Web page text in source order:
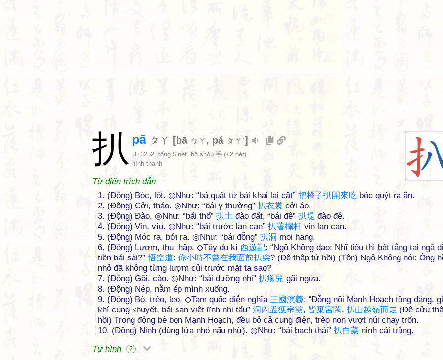
扒 pā ㄆㄚ [bā ㄅㄚ , pá ㄆㄚˊ]
U+6252, tổng 5 nét, bộ shǒu 手 (+2 nét)
hình thanh
Từ điển trích dẫn
1. (Động) Bóc, lột. ◎Như: “bả quất tử bái khai lai cật” 把橘子扒開來吃 bóc quýt ra ăn.
2. (Động) Cởi, tháo. ◎Như: “bái y thường” 扒衣裳 cởi áo.
3. (Động) Đào. ◎Như: “bái thổ” 扒土 đào đất, “bái đê” 扒堤 đào đê.
4. (Động) Vịn, víu. ◎Như: “bái trước lan can” 扒著欄杆 vịn lan can.
5. (Động) Móc ra, bới ra. ◎Như: “bái đỗng” 扒洞 moi hang.
6. (Động) Lượm, thu thập. ◇Tây du kí 西遊記: “Ngộ Không đạo: Nhĩ tiểu thì bất tằng tại ngã
tiền bái sài?”悟空道: 你小時不曾在我面前扒柴? (Đệ thập tứ hồi) (Tôn) Ngộ Không nói: Ông
nhỏ đã không từng lượm củi trước mặt ta sao?
7. (Động) Gãi, cào. ◎Như: “bái dưỡng nhi” 扒癢兒 gãi ngứa.
8. (Động) Nép, nằm ép mình xuống.
9. (Động) Bò, trèo, leo. ◇Tam quốc diễn nghĩa 三國演義: “Đỗng nội Mạnh Hoạch tông đảng,
khí cung khuyết, bái san việt lĩnh nhi tẩu” 洞內孟獲宗黨, 皆棄宮闕, 扒山越嶺而走 (Đệ cửu
hồi) Trong động bè bọn Mạnh Hoạch, đều bỏ cả cung điện, trèo non vượt núi chạy trốn.
10. (Động) Ninh (dùng lửa nhỏ nấu nhừ). ◎Như: “bái bạch thái” 扒白菜 ninh cải trắng.
Tự hình
2